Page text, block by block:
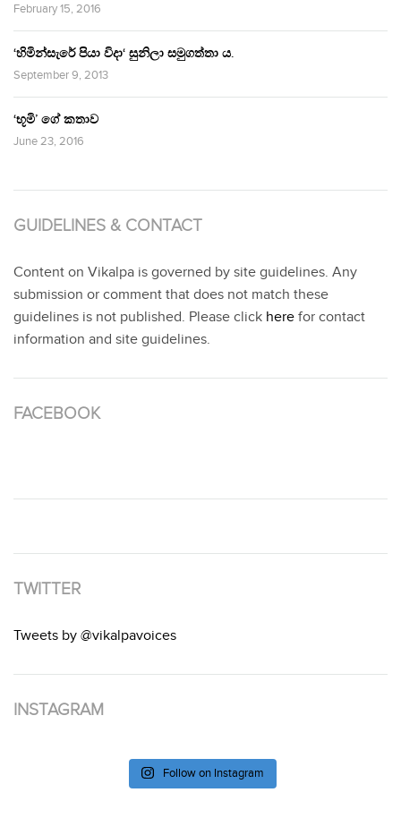
February 15, 2016
‘හිමින්සැරේ පියා විදා‘ සුනිලා සමුගත්තා ය.
September 9, 2013
‘භූමි’ ගේ කතාව
June 23, 2016
GUIDELINES & CONTACT
Content on Vikalpa is governed by site guidelines. Any
submission or comment that does not match these
guidelines is not published. Please click here for contact
information and site guidelines.
FACEBOOK
TWITTER
Tweets by @vikalpavoices
INSTAGRAM
Follow on Instagram